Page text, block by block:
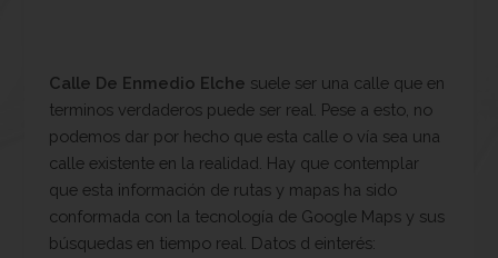
Calle De Enmedio Elche suele ser una calle que en
terminos verdaderos puede ser real. Pese a esto, no
podemos dar por hecho que esta calle o vía sea una
calle existente en la realidad. Hay que contemplar
que esta información de rutas y mapas ha sido
conformada con la tecnología de Google Maps y sus
búsquedas en tiempo real. Datos d einterés: